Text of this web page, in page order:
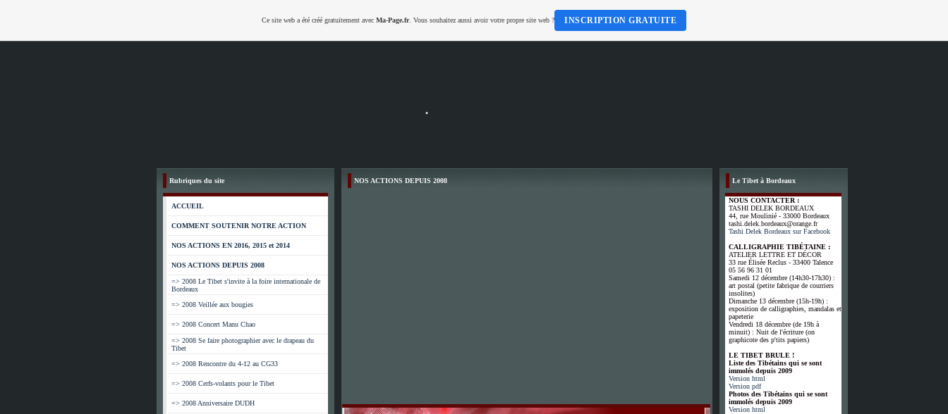
.
Rubriques du site
ACCUEIL
COMMENT SOUTENIR NOTRE ACTION
NOS ACTIONS EN 2016, 2015 et 2014
NOS ACTIONS DEPUIS 2008
=> 2008 Le Tibet s'invite à la foire internationale de
Bordeaux
=> 2008 Veillée aux bougies
=> 2008 Concert Manu Chao
=> 2008 Se faire photographier avec le drapeau du
Tibet
=> 2008 Rencontre du 4-12 au CG33
=> 2008 Cerfs-volants pour le Tibet
=> 2008 Anniversaire DUDH
NOS ACTIONS DEPUIS 2008 Le Tibet à Bordeaux
NOUS CONTACTER :
TASHI DELEK BORDEAUX
44, rue Moulinié - 33000 Bordeaux
tashi.delek.bordeaux@orange.fr
Tashi Delek Bordeaux sur Facebook
CALLIGRAPHIE TIBÉTAINE :
ATELIER LETTRE ET DÉCOR
33 rue Élisée Reclus - 33400 Talence
05 56 96 31 01
Samedi 12 décembre (14h30-17h30) :
art postal (petite fabrique de courriers
insolites)
Dimanche 13 décembre (15h-19h) :
exposition de calligraphies, mandalas et
papeterie
Vendredi 18 décembre (de 19h à
minuit) : Nuit de l'écriture (on
graphicote des p'tits papiers)
LE TIBET BRULE !
Liste des Tibétains qui se sont
immolés depuis 2009
Version html
Version pdf
Photos des Tibétains qui se sont
immolés depuis 2009
Version html
Ce site web a été créé gratuitement avec Ma-Page.fr. Vous souhaitez aussi avoir votre propre site web ? INSCRIPTION GRATUITE